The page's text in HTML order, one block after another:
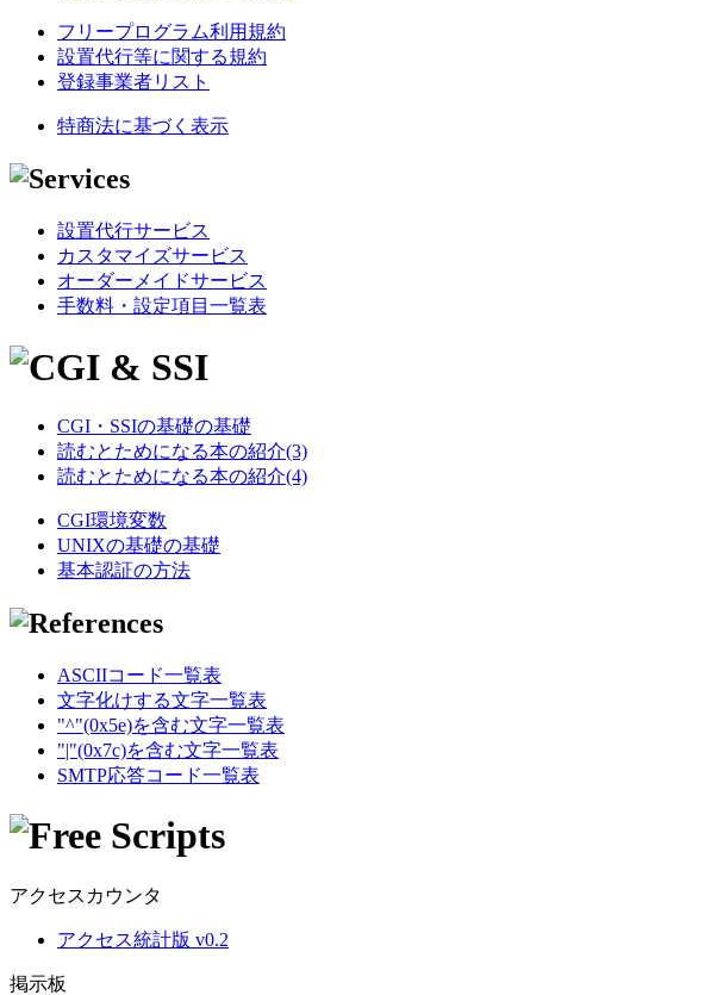
フリープログラム利用規約
設置代行等に関する規約
登録事業者リスト
特商法に基づく表示
設置代行サービス
カスタマイズサービス
オーダーメイドサービス
手数料・設定項目一覧表
CGI・SSIの基礎の基礎
読むとためになる本の紹介(3)
読むとためになる本の紹介(4)
CGI環境変数
UNIXの基礎の基礎
基本認証の方法
ASCIIコード一覧表
文字化けする文字一覧表
"^"(0x5e)を含む文字一覧表
"|"(0x7c)を含む文字一覧表
SMTP応答コード一覧表
アクセスカウンタ
アクセス統計版 v0.2
掲示板